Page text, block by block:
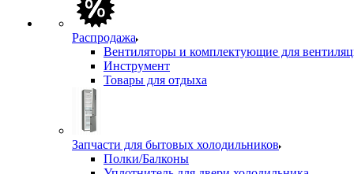
Распродажа
Вентиляторы и комплектующие для
Инструмент
Товары для отдыха
Запчасти для бытовых холодильников
Полки/Балконы